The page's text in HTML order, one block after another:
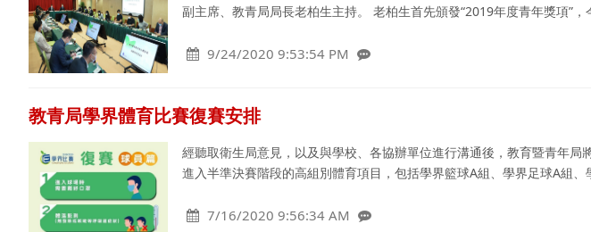
副主席、教青局局長老柏生主持。 老柏生首先頒發“2019年度青年獎項”，
9/24/2020 9:53:54 PM
教青局學界體育比賽復賽安排
經聽取衛生局意見，以及與學校、各協辦單位進行溝通後，教育暨青年局
進入半準決賽階段的高組別體育項目，包括學界籃球A組、學界足球A組、
7/16/2020 9:56:34 AM